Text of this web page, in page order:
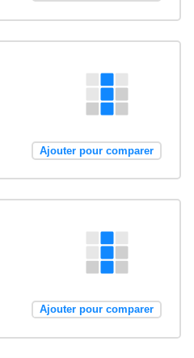
Ajouter pour comparer
Ajouter pour comparer